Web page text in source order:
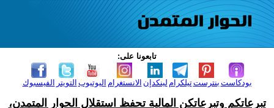
تابعونا على:
الفيسبوك التويتر اليوتيوب الانستغرام لينكدإن تيلكرامبنترست بودكاست
تبرعاتكم وتبرعاتكن المالية تحفظ استقلال الحوار المتمدن،